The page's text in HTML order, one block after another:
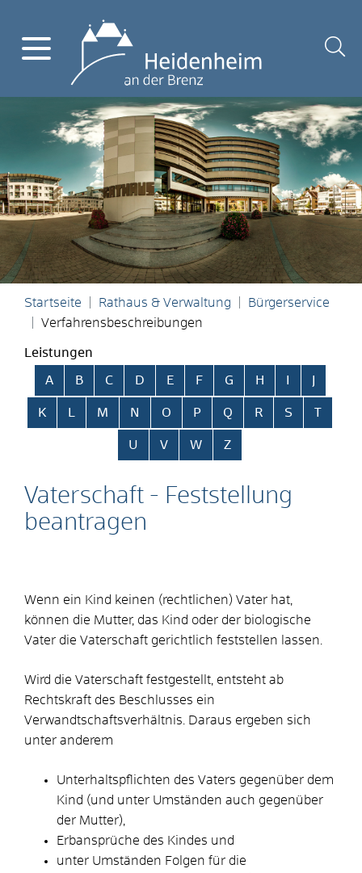
Startseite Rathaus & Verwaltung
Bürgerservice
Verfahrensbeschreibungen
Leistungen
Alphabetisches Register überspringen
A B C D E F G H
K L M N O P Q R S T
U V W Z
Vaterschaft - Feststellung
beantragen
Wenn ein Kind keinen (rechtlichen) Vater hat,
können die Mutter, das Kind oder der biologische
Vater die Vaterschaft gerichtlich feststellen lassen.
Wird die Vaterschaft festgestellt, entsteht ab
Rechtskraft des Beschlusses ein
Verwandtschaftsverhältnis. Daraus ergeben sich
unter anderem
Unterhaltspflichten des Vaters gegenüber dem
Kind (und unter Umständen auch gegenüber
der Mutter)
Erbansprüche des Kindes und
unter Umständen Folgen für die